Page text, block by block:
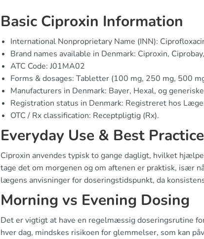
Basic Ciproxin Information
International Nonproprietary Name (INN):
Brand names available in Denmark: Ciproxin,
ATC Code: J01MA02
Forms & dosages: Tabletter (100 mg, 250 mg, 500
Manufacturers in Denmark: Bayer, Hexal, og
Registration status in Denmark: Registreret hos
OTC / Rx classification: Receptpligtig (Rx).
Everyday Use & Best
Ciproxin anvendes typisk to gange dagligt, hvilket
tage det om morgenen og om aftenen er praktisk, især
lægens anvisninger for doseringstidspunkt, da
Morning vs Evening Dosing
Det er vigtigt at have en regelmæssig doseringsrutine
hver dag, mindskes risikoen for glemmelser, som kan